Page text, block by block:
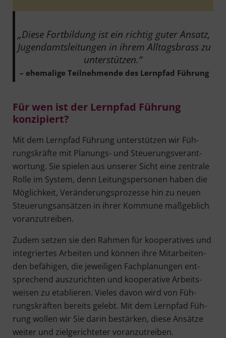
„Die­se Fort­bil­dung ist ein rich­tig guter Ansatz,
Jugend­amts­lei­tun­gen in ihrem All­tags­brass zu
unterstützen.“
– ehe­ma­li­ge Teil­neh­men­de des Lern­pfad Führung
Für wen ist der Lern­pfad Füh­rung
konzipiert?
Mit dem Lern­pfad Füh­rung unter­stüt­zen wir Füh­
rungs­kräf­te mit Pla­nungs- und Steue­rungs­ver­ant­
wor­tung. Sie spie­len aus unse­rer Sicht eine zen­tra­le
Rol­le im Sys­tem, denn Lei­tungs­per­so­nen haben die
Mög­lich­keit, Ver­än­de­rungs­pro­zes­se hin zu neu­en
Steue­rungs­an­sät­zen in ihrer Kom­mu­ne maß­geb­lich
voranzutreiben.
Zudem set­zen sie den Rah­men für koope­ra­ti­ves und
inte­grier­tes Arbei­ten und kön­nen ihre Mit­ar­bei­ten­
den befä­hi­gen, die jewei­li­gen Fach­pla­nun­gen ent­
spre­chend aus­zu­rich­ten und koope­ra­ti­ve Arbeits­
wei­sen zu eta­blie­ren. Vie­les davon wird von Füh­
rungs­kräf­ten bereits gelebt. Mit dem Lern­pfad Füh­
rung wol­len wir Sie dar­in bestär­ken, die­se Ansät­ze
wei­ter und ziel­ge­rich­te­ter voranzutreiben.